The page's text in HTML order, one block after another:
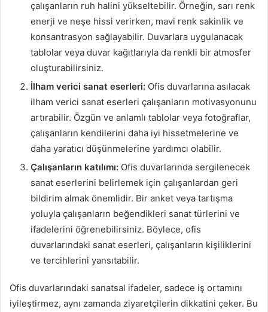
çalışanların ruh halini yükseltebilir. Örneğin, sarı renk
enerji ve neşe hissi verirken, mavi renk sakinlik ve
konsantrasyon sağlayabilir. Duvarlara uygulanacak
tablolar veya duvar kağıtlarıyla da renkli bir atmosfer
oluşturabilirsiniz.
İlham verici sanat eserleri: Ofis duvarlarına asılacak
ilham verici sanat eserleri çalışanların motivasyonunu
artırabilir. Özgün ve anlamlı tablolar veya fotoğraflar,
çalışanların kendilerini daha iyi hissetmelerine ve
daha yaratıcı düşünmelerine yardımcı olabilir.
Çalışanların katılımı: Ofis duvarlarında sergilenecek
sanat eserlerini belirlemek için çalışanlardan geri
bildirim almak önemlidir. Bir anket veya tartışma
yoluyla çalışanların beğendikleri sanat türlerini ve
ifadelerini öğrenebilirsiniz. Böylece, ofis
duvarlarındaki sanat eserleri, çalışanların kişiliklerini
ve tercihlerini yansıtabilir.
Ofis duvarlarındaki sanatsal ifadeler, sadece iş ortamını
iyileştirmez, aynı zamanda ziyaretçilerin dikkatini çeker. Bu